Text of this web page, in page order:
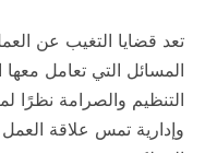
تعد قضايا التغيب عن
المسائل التي تعامل
التنظيم والصرامة نظرًا
وإدارية تمس علاقة